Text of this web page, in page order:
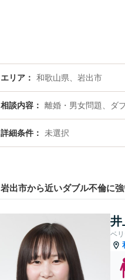
エリア 和歌山県、岩出市
相談内容 離婚・男女問題、ダ
詳細条件 未選択
岩出市から近いダブル不倫に
井
ベ